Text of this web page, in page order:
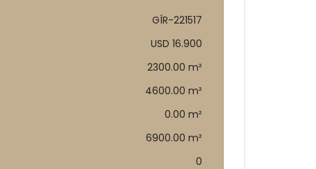
GÍR-221517
USD 16.900
2300.00 m²
4600.00 m²
0.00 m²
6900.00 m²
0